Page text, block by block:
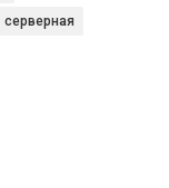
серверная